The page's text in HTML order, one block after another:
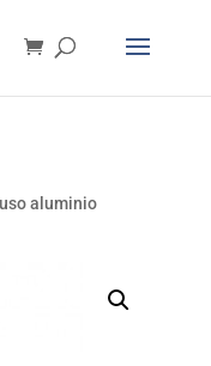
aluminio